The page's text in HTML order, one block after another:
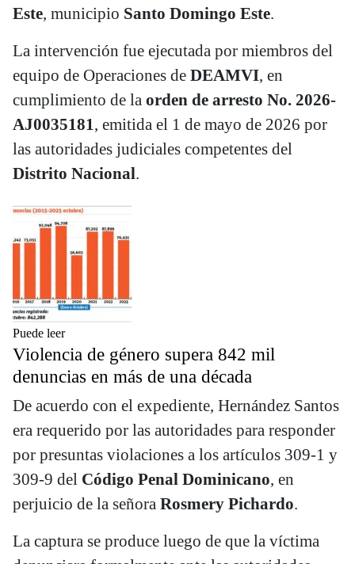
Este, municipio Santo Domingo Este.
La intervención fue ejecutada por miembros del
equipo de Operaciones de DEAMVI, en
cumplimiento de la orden de arresto No. 2026-
AJ0035181, emitida el 1 de mayo de 2026 por
las autoridades judiciales competentes del
Distrito Nacional.
Puede leer
Violencia de género supera 842 mil
denuncias en más de una década
De acuerdo con el expediente, Hernández Santos
era requerido por las autoridades para responder
por presuntas violaciones a los artículos 309-1 y
309-9 del Código Penal Dominicano, en
perjuicio de la señora Rosmery Pichardo.
La captura se produce luego de que la víctima